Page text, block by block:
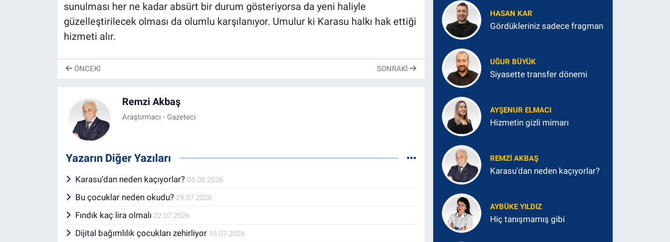
sunulması her ne kadar absürt bir durum gösteriyorsa da yeni haliyle
güzelleştirilecek olması da olumlu karşılanıyor. Umulur ki Karasu halkı hak ettiği
hizmeti alır.
ÖNCEKI SONRAKI
Remzi Akbaş
Araştırmacı - Gazeteci
Yazarın Diğer Yazıları
Karasu'dan neden kaçıyorlar? 05.08.2026
Bu çocuklar neden okudu? 29.07.2026
Fındık kaç lira olmalı 22.07.2026
Dijital bağımlılık çocukları zehirliyor 15.07.2026
HASAN KAR
Gördükleriniz sadece fragman
UĞUR BÜYÜK
Siyasette transfer dönemi
AYŞENUR ELMACI
Hizmetin gizli mimarı
REMZI AKBAŞ
Karasu'dan neden kaçıyorlar?
AYBÜKE YILDIZ
Hiç tanışmamış gibi